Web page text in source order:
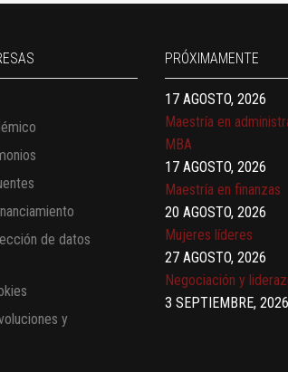
de datos
y
PRÓXIMAMENTE
17 AGOSTO, 2026
Maestría en
MBA
17 AGOSTO, 2026
Maestría en finanzas
20 AGOSTO, 2026
Mujeres líderes
27 AGOSTO, 2026
Negociación y
3 SEPTIEMBRE, 2026
Comunicación con IA
7 SEPTIEMBRE, 2026